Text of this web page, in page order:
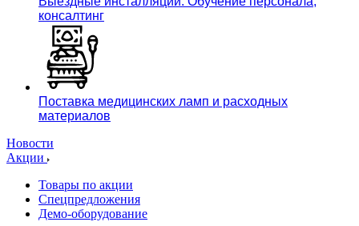
консалтинг
Поставка медицинских ламп и расходных
материалов
Новости
Акции
Товары по акции
Спецпредложения
Демо-оборудование